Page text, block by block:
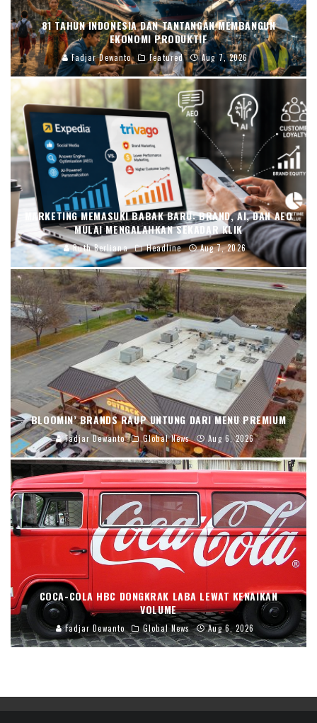
81 TAHUN INDONESIA DAN TANTANGAN MEMBANGUN
EKONOMI PRODUKTIF
Fadjar Dewanto Featured Aug 7, 2026
MARKETING MEMASUKI BABAK BARU: BRAND, AI, DAN AEO
MULAI MENGALAHKAN SEKADAR KLIK
Ruth Berliana Headline Aug 7, 2026
BLOOMIN’ BRANDS RAUP UNTUNG DARI MENU PREMIUM
Fadjar Dewanto Global News Aug 6, 2026
COCA-COLA HBC DONGKRAK LABA LEWAT KENAIKAN
VOLUME
Fadjar Dewanto Global News Aug 6, 2026